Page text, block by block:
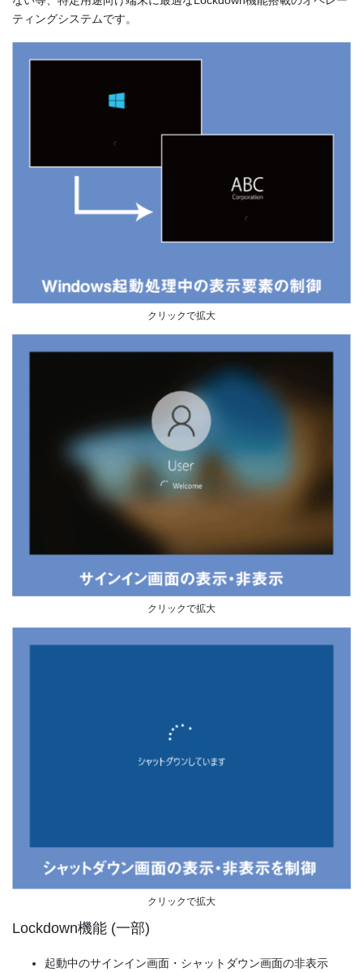
ティングシステムです。
クリックで拡大
クリックで拡大
クリックで拡大
Lockdown機能 (一部)
起動中のサインイン画面・シャットダウン画面の非表示